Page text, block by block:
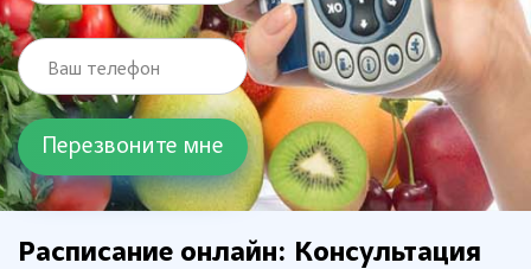
Ваш телефон
Расписание онлайн: Консультация